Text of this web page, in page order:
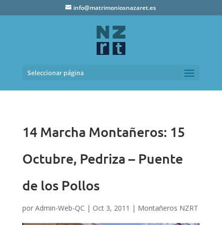
info@matrimoniosnazaret.es
Seleccionar página
14 Marcha Montañeros: 15
Octubre, Pedriza – Puente
de los Pollos
por Admin-Web-QC | Oct 3, 2011 | Montañeros NZRT